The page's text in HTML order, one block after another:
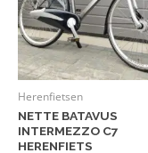
Herenfietsen
NETTE BATAVUS
INTERMEZZO C7
HERENFIETS